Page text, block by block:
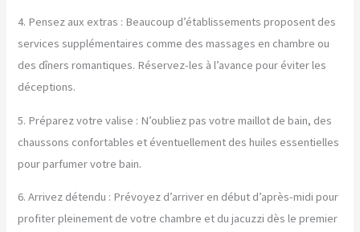
4. Pensez aux extras : Beaucoup d’établissements proposent des
services supplémentaires comme des massages en chambre ou
des dîners romantiques. Réservez-les à l’avance pour éviter les
déceptions.
5. Préparez votre valise : N’oubliez pas votre maillot de bain, des
chaussons confortables et éventuellement des huiles essentielles
pour parfumer votre bain.
6. Arrivez détendu : Prévoyez d’arriver en début d’après-midi pour
profiter pleinement de votre chambre et du jacuzzi dès le premier